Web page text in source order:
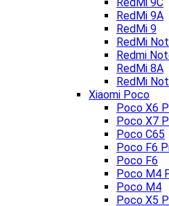
RedMi 9A
RedMi 9
RedMi
Redmi
RedMi 8A
RedMi
Xiaomi Poco
Poco X6
Poco X7
Poco C65
Poco F6
Poco F6
Poco M4
Poco M4
Poco X5